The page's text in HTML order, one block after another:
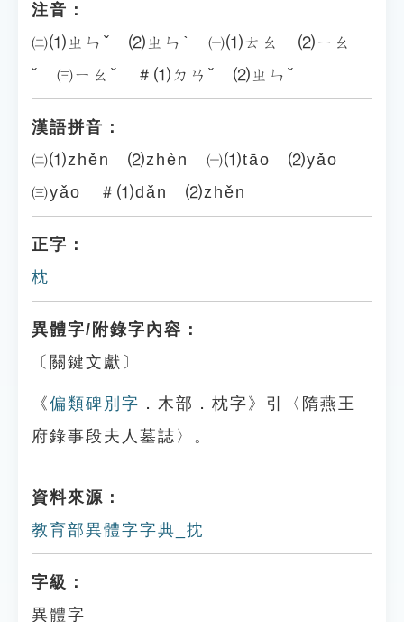
注音：
㈡⑴ㄓㄣˇ ⑵ㄓㄣˋ ㈠⑴ㄊㄠ ⑵ㄧㄠ
ˇ ㈢ㄧㄠˇ ＃⑴ㄉㄢˇ ⑵ㄓㄣˇ
漢語拼音：
㈡⑴zhěn ⑵zhèn ㈠⑴tāo ⑵yǎo
㈢yǎo ＃⑴dǎn ⑵zhěn
正字：
枕
異體字/附錄字內容：
〔關鍵文獻〕
《偏類碑別字 ．木部．枕字》引〈隋燕王
府錄事段夫人墓誌〉。
資料來源：
教育部異體字字典_抌
字級：
異體字